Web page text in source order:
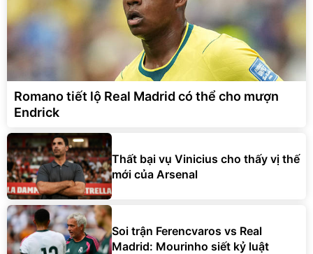
Romano tiết lộ Real Madrid có thể cho mượn
Endrick
Thất bại vụ Vinicius cho thấy vị thế
mới của Arsenal
Soi trận Ferencvaros vs Real
Madrid: Mourinho siết kỷ luật